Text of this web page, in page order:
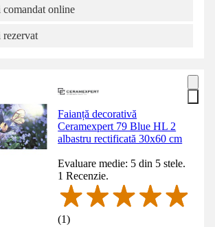
comandat online
rezervat
Faianță decorativă
Ceramexpert 79 Blue HL 2
albastru rectificată 30x60 cm
Evaluare medie: 5 din 5 stele.
1 Recenzie.
(1)